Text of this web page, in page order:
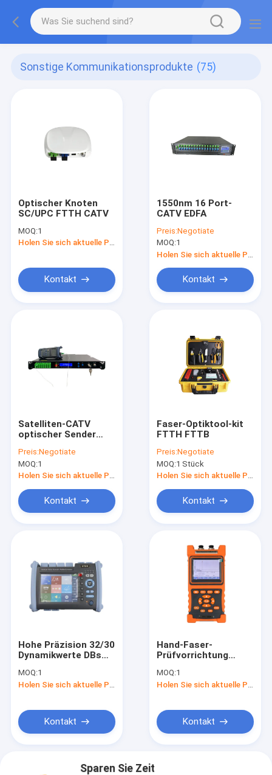
Sonstige Kommunikationsprodukte (75)
Optischer Knoten
SC/UPC FTTH CATV
MOQ:1
Holen Sie sich aktuelle Preis
Kontakt
1550nm 16 Port-
CATV EDFA
Preis:Negotiate
MOQ:1
Kontakt
Satelliten-CATV
optischer Sender
Preis:Negotiate
MOQ:1
Kontakt
Faser-Optiktool-kit
FTTH FTTB
Preis:Negotiate
MOQ:1 Stück
Kontakt
Hohe Präzision 32/30
Dynamikwerte DBs
Impulsreflektometer
Nanometers (OTDR)
MOQ:1
Kontakt
Hand-Faser-
Prüfvorrichtung
MOQ:1
Kontakt
Sparen Sie Zeit